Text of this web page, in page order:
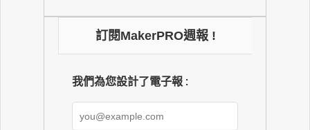
訂閱MakerPRO週報 !
我們為您設計了電子報 :